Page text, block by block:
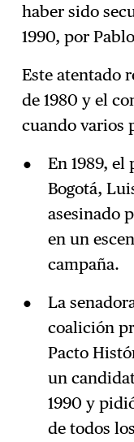
haber sido
1990, por
Este atentado
de 1980 y el
cuando varios
En 1989,
Bogotá,
asesinado
en un
campaña.
La
coalición
Pacto
un
1990 y
de todos